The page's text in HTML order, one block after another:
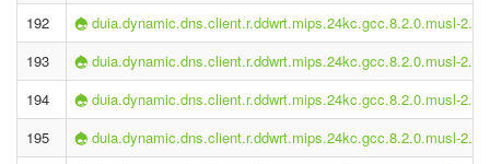
192
duia.dynamic.dns.client.r.ddwrt.mips.24kc.gcc.8.2.0.musl-
193
duia.dynamic.dns.client.r.ddwrt.mips.24kc.gcc.8.2.0.musl-
194
duia.dynamic.dns.client.r.ddwrt.mips.24kc.gcc.8.2.0.musl-
195
duia.dynamic.dns.client.r.ddwrt.mips.24kc.gcc.8.2.0.musl-